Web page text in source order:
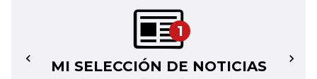
1
MI SELECCIÓN DE NOTICIAS
← →